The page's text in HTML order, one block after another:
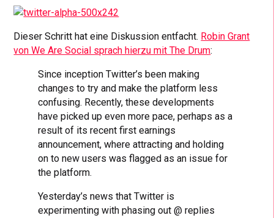
Dieser Schritt hat eine Diskussion entfacht. Robin Grant
von We Are Social sprach hierzu mit The Drum:
Since inception Twitter’s been making
changes to try and make the platform less
confusing. Recently, these developments
have picked up even more pace, perhaps as a
result of its recent first earnings
announcement, where attracting and holding
on to new users was flagged as an issue for
the platform.
Yesterday’s news that Twitter is
experimenting with phasing out @ replies